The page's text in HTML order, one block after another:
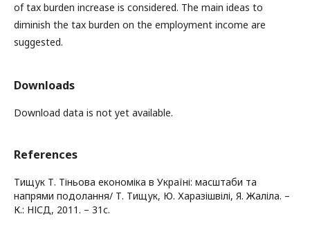
of tax burden increase is considered. The main ideas to
diminish the tax burden on the employment income are
suggested.
Downloads
Download data is not yet available.
References
Тищук Т. Тіньова економіка в Україні: масштаби та
напрями подолання/ Т. Тищук, Ю. Харазішвілі, Я. Жаліла. –
К.: НІСД, 2011. – 31с.